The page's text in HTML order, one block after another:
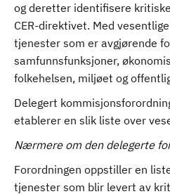
og deretter identifisere
CER-direktivet. Med
tjenester som er avgjørende
samfunnsfunksjoner,
folkehelsen, miljøet og
Delegert
etablerer en slik liste over
Nærmere om den delegerte
Forordningen oppstiller en
tjenester som blir levert av